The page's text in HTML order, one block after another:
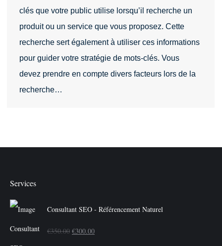
clés que votre public utilise lorsqu’il recherche un
produit ou un service que vous proposez. Cette
recherche sert également à utiliser ces informations
pour guider votre stratégie de mots-clés. Vous
devez prendre en compte divers facteurs lors de la
recherche…
Services
Consultant SEO - Référencement Naturel
€350.00 Le
€300.00Le